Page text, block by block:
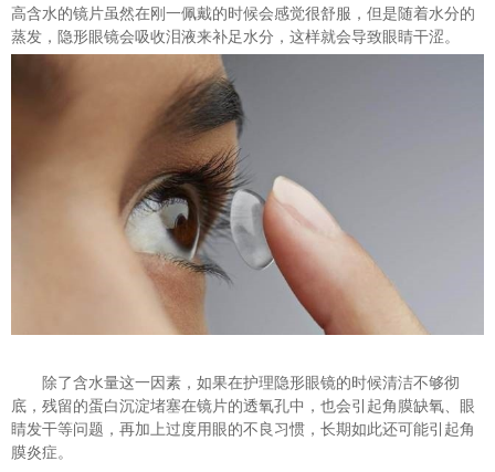
高含水的镜片虽然在刚一佩戴的时候会感觉很舒服，但是随着水分的
蒸发，隐形眼镜会吸收泪液来补足水分，这样就会导致眼睛干涩。
除了含水量这一因素，如果在护理隐形眼镜的时候清洁不够彻
底，残留的蛋白沉淀堵塞在镜片的透氧孔中，也会引起角膜缺氧、眼
睛发干等问题，再加上过度用眼的不良习惯，长期如此还可能引起角
膜炎症。